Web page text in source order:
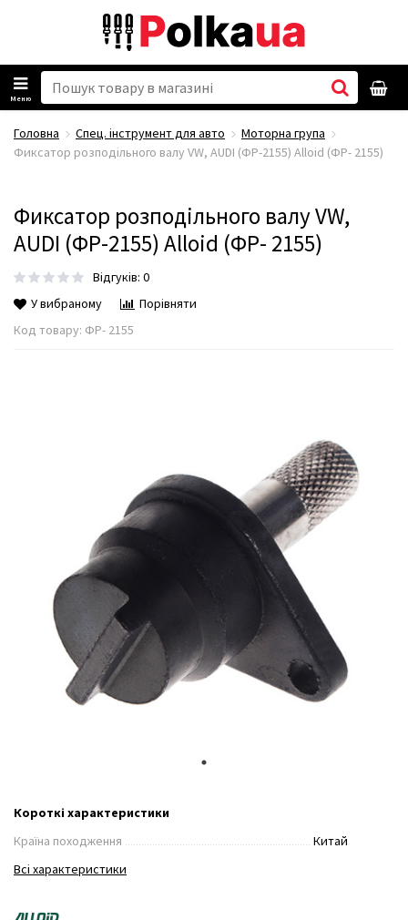
Меню
Головна Спец. інструмент для авто
Моторна група
Фиксатор розподільного валу VW, AUDI (ФР-2155) Alloid (ФР- 2155)
Фиксатор розподільного валу VW,
AUDI (ФР-2155) Alloid (ФР- 2155)
Відгуків: 0
У вибраному
Порівняти
Код товару: ФР- 2155
Короткі характеристики
Країна походження
Китай
Всі характеристики